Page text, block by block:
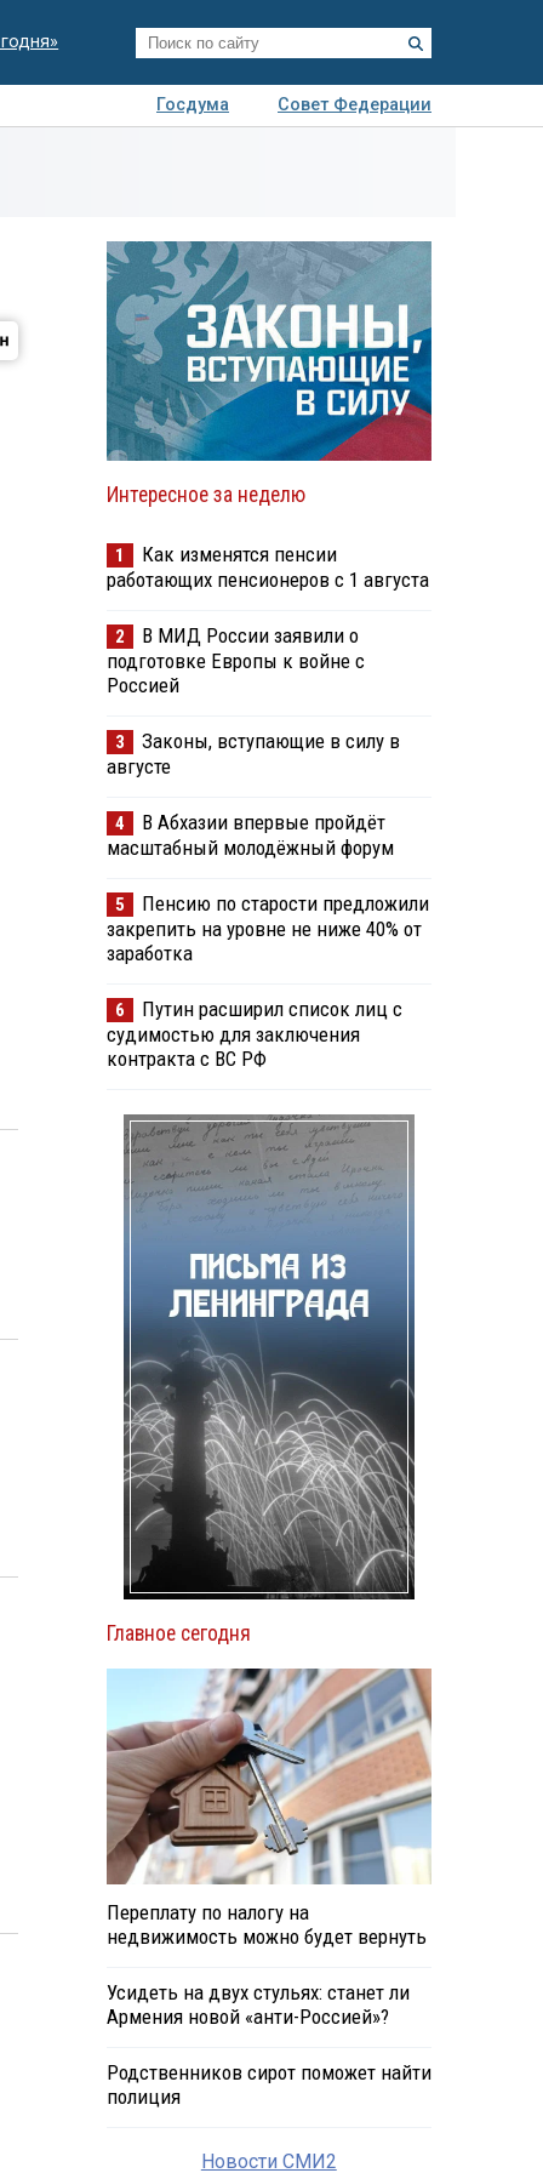
Госдума
Совет Федерации
Интересное за неделю
1
Как изменятся пенсии
работающих пенсионеров с 1 августа
2
В МИД России заявили о
подготовке Европы к войне с
Россией
3
Законы, вступающие в силу в
августе
4
В Абхазии впервые пройдёт
масштабный молодёжный форум
5
Пенсию по старости предложили
закрепить на уровне не ниже 40% от
заработка
6
Путин расширил список лиц с
судимостью для заключения
контракта с ВС РФ
Главное сегодня
Переплату по налогу на
недвижимость можно будет вернуть
Усидеть на двух стульях: станет ли
Армения новой «анти-Россией»?
Родственников сирот поможет найти
полиция
Новости СМИ2